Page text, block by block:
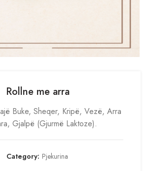
Rollne me arra
Buke, Sheqer, Kripë, Vezë, Arra
Gjalpë (Gjurmë Laktoze).
Category: Pjekurina